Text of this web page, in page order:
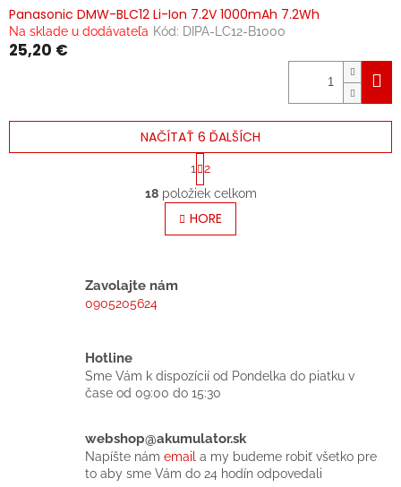
Panasonic DMW-BLC12 Li-Ion 7.2V 1000mAh 7.2Wh
Na sklade u dodávateľa Kód: DIPA-LC12-B1000
25,20 €
O
v
l
á
v
k
y
ý
p
i
NAČÍTAŤ 6 ĎALŠÍCH
S
t
r
á
n
k
1 2
18položiek celkom
HORE
Zavolajte nám
0905205624
Hotline
Sme Vám k dispozícií od Pondelka do piatku v
čase od 09:00 do 15:30
webshop@akumulator.sk
Napíšte nám email a my budeme robiť všetko pre
to aby sme Vám do 24 hodín odpovedali